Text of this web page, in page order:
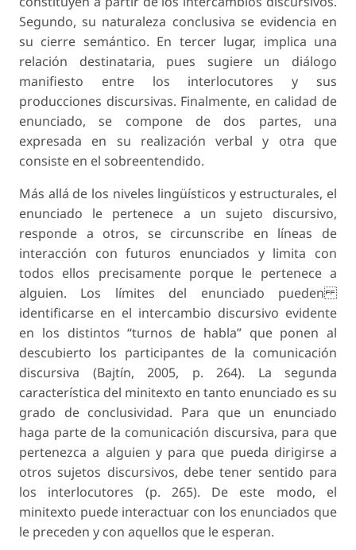
Segundo, su naturaleza conclusiva se evidencia en
su cierre semántico. En tercer lugar, implica una
relación destinataria, pues sugiere un diálogo
manifiesto entre los interlocutores y sus
producciones discursivas. Finalmente, en calidad de
enunciado, se compone de dos partes, una
expresada en su realización verbal y otra que
consiste en el sobreentendido.
Más allá de los niveles lingüísticos y estructurales, el
enunciado le pertenece a un sujeto discursivo,
responde a otros, se circunscribe en líneas de
interacción con futuros enunciados y limita con
todos ellos precisamente porque le pertenece a
alguien. Los límites del enunciado pueden
identificarse en el intercambio discursivo evidente
en los distintos “turnos de habla” que ponen al
descubierto los participantes de la comunicación
discursiva (Bajtín, 2005, p. 264). La segunda
característica del minitexto en tanto enunciado es su
grado de conclusividad. Para que un enunciado
haga parte de la comunicación discursiva, para que
pertenezca a alguien y para que pueda dirigirse a
otros sujetos discursivos, debe tener sentido para
los interlocutores (p. 265). De este modo, el
minitexto puede interactuar con los enunciados que
le preceden y con aquellos que le esperan.